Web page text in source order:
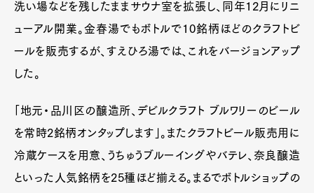
洗い場などを残したままサウナ室を拡張し、同年12月にリニ
ューアル開業。金春湯でもボトルで10銘柄ほどのクラフトビ
ールを販売するが、すえひろ湯では、これをバージョンアップ
した。
「地元・品川区の醸造所、デビルクラフト ブルワリーのビール
を常時2銘柄オンタップします」。またクラフトビール販売用に
冷蔵ケースを用意、うちゅうブルーイングやバテレ、奈良醸造
といった人気銘柄を25種ほど揃える。まるでボトルショップの